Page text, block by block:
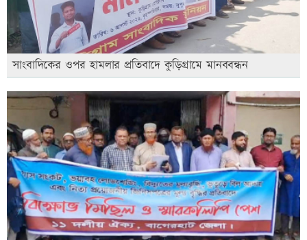
সাংবাদিকের ওপর হামলার প্রতিবাদে কুড়িগ্রামে মানববন্ধন